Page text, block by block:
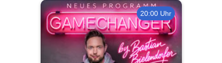
20:00 Uhr